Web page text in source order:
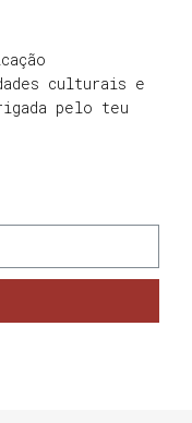
culturais e
pelo teu